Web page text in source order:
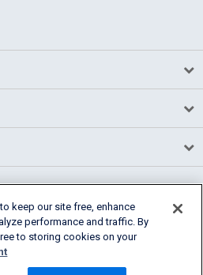
Settings
keep our site free, enhance
performance and traffic. By
to storing cookies on your